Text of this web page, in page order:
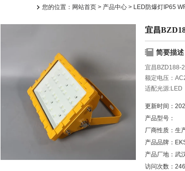
您的位置： 网站首页 > 产品中心 > LED防爆灯IP65
宜昌
简要描述
宜昌BZD188-
额定电压：
适配光源:LED
防腐等级:WF2
更新时间：
产品型号：
厂商性质： 生
产品品牌：
产品厂地： 武
访问次数：